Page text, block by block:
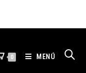
0 MENÚ